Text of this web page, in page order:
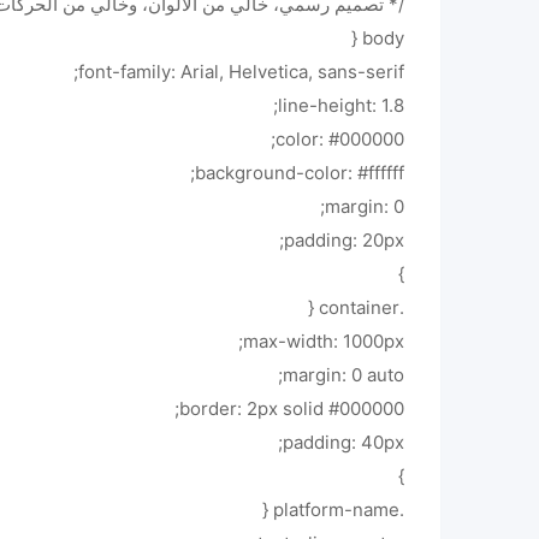
body {
font-family: Arial, Helvetica, sans-serif;
line-height: 1.8;
color: #000000;
background-color: #ffffff;
margin: 0;
padding: 20px;
}
.container {
max-width: 1000px;
margin: 0 auto;
border: 2px solid #000000;
padding: 40px;
}
.platform-name {